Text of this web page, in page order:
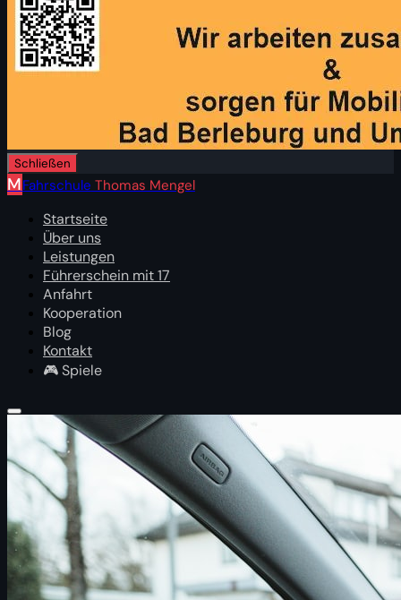
Schließen
MFahrschule Thomas Mengel
Startseite
Über uns
Leistungen
Führerschein mit 17
Anfahrt
Kooperation
Blog
Kontakt
🎮 Spiele
Startseite
Über uns
Leistungen
Führerschein mit 17
Anfahrt
Kooperation
Blog
Kontakt
🎮 Spiele